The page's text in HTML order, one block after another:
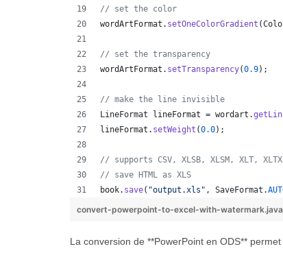
// set the color
wordArtFormat . setOneColorGradient (
// set the transparency
wordArtFormat . setTransparency(0.9);
// make the line invisible
LineFormat
lineFormat = wordart .
lineFormat . setWeight (0.0);
// supports CSV, XLSB, XLSM, XLT,
// save HTML as XLS
book. save( "output.xls" , SaveFormat .
convert-powerpoint-to-excel-with-watermark.java
La conversion de **PowerPoint en ODS**